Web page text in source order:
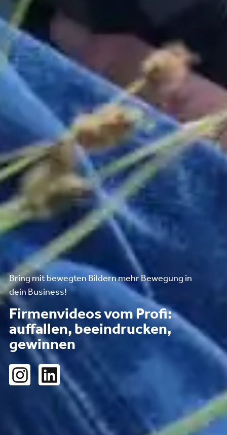
Bring mit bewegten Bildern mehr Bewegung in
dein Business!
Firmenvideos vom Profi:
auffallen, beeindrucken,
gewinnen